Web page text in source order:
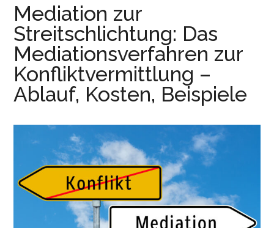
Mediation zur
Streitschlichtung: Das
Mediationsverfahren zur
Konfliktvermittlung –
Ablauf, Kosten, Beispiele